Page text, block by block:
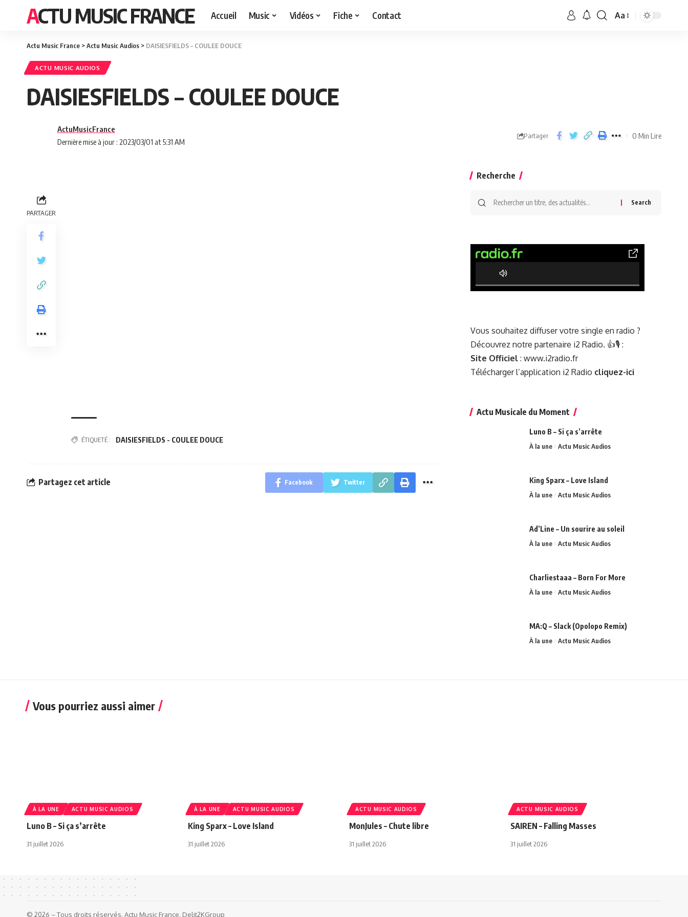
ACTU MUSIC FRANCE Accueil Music Vidéos Fiche Contact Aa
Actu Music France >Actu Music Audios > DAISIESFIELDS – COULEE DOUCE
ACTU MUSIC AUDIOS
DAISIESFIELDS – COULEE DOUCE
Dernière mise à jour : 2023/03/01 at 5:31 AM
ActuMusicFrance
Partager 0 Min Lire
PARTAGER
ÉTIQUETÉ : DAISIESFIELDS - COULEE DOUCE
Partagez cet article Facebook Twitter
Recherche
0% Complete
Vous souhaitez diffuser votre single en radio ?
Découvrez notre partenaire i2 Radio. 👍🎙️ :
Site Officiel: www.i2radio.fr
Télécharger l’application i2 Radio cliquez-ici
Actu Musicale du Moment
Luno B – Si ça s’arrête
À la une Actu Music Audios
King Sparx – Love Island
À la une Actu Music Audios
Ad’Line – Un sourire au soleil
À la une Actu Music Audios
Charliestaaa – Born For More
À la une Actu Music Audios
MA:Q – Slack (Opolopo Remix)
À la une Actu Music Audios
Vous pourriez aussi aimer
À LA UNE ACTU MUSIC AUDIOS
Luno B – Si ça s’arrête
31 juillet 2026
À LA UNE ACTU MUSIC AUDIOS
King Sparx – Love Island
31 juillet 2026
ACTU MUSIC AUDIOS
MonJules – Chute libre
31 juillet 2026
ACTU MUSIC AUDIOS
SAIREN – Falling Masses
31 juillet 2026
© 2026 – Tous droits réservés. Actu Music France. Delit2KGroup